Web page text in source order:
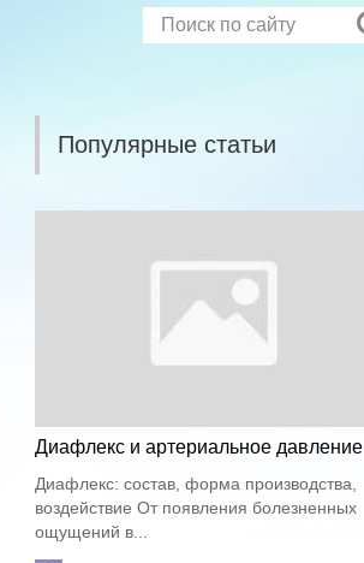
Популярные статьи
Диафлекс и артериальное давление
Диафлекс: состав, форма производства,
воздействие От появления болезненных
ощущений в...